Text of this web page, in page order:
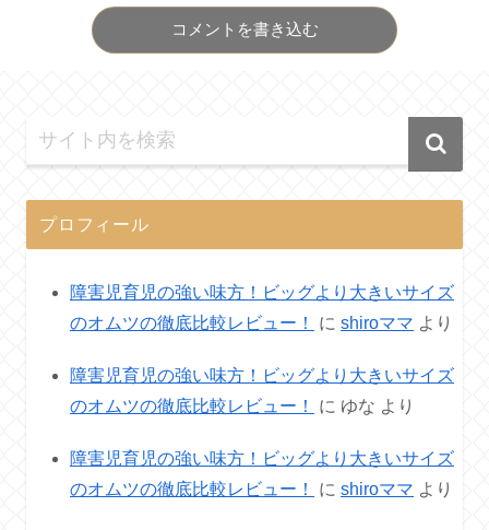
コメントを書き込む
プロフィール
障害児育児の強い味方！ビッグより大きいサイズ
のオムツの徹底比較レビュー！
に shiroママ より
障害児育児の強い味方！ビッグより大きいサイズ
のオムツの徹底比較レビュー！
に ゆな より
障害児育児の強い味方！ビッグより大きいサイズ
のオムツの徹底比較レビュー！
に shiroママ より